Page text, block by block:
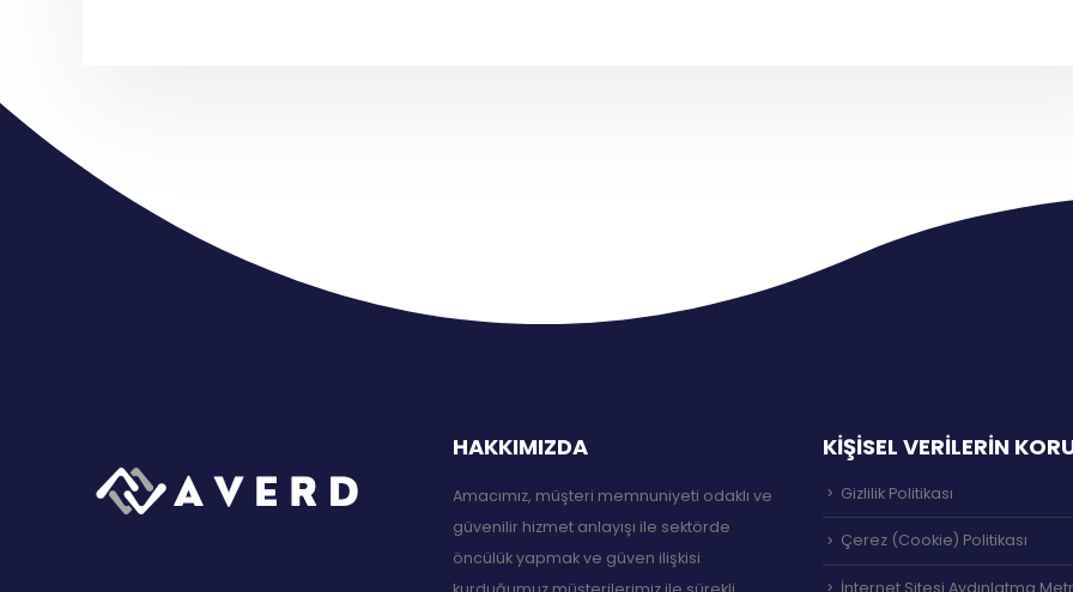
HAKKIMIZDA
Amacımız, müşteri memnuniyeti odaklı ve
güvenilir hizmet anlayışı ile sektörde
öncülük yapmak ve güven ilişkisi
KİŞİSEL VERİLERİN
Gizlilik Politikası
Çerez (Cookie) Politikası
İnternet Sitesi Aydınlatma